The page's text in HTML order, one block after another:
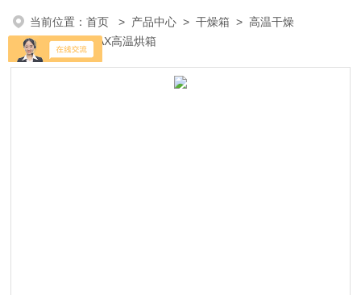
当前位置：首页 > 产品中心 >干燥箱 >高温干燥
箱
> 8401-2AX高温烘箱